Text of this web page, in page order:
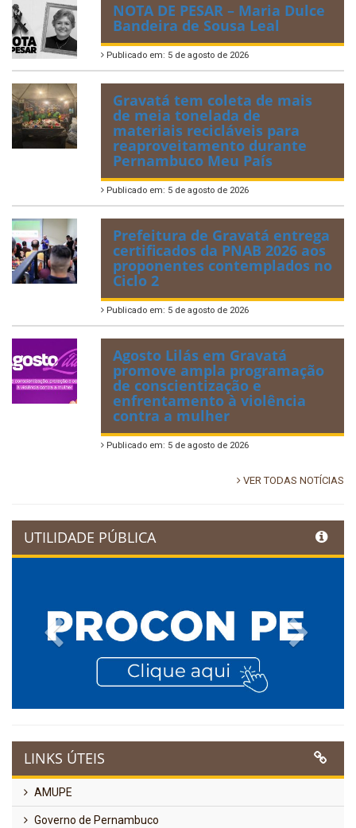
NOTA DE PESAR – Maria Dulce
Bandeira de Sousa Leal
Publicado em: 5 de agosto de 2026
Gravatá tem coleta de mais
de meia tonelada de
materiais recicláveis para
reaproveitamento durante
Pernambuco Meu País
Publicado em: 5 de agosto de 2026
Prefeitura de Gravatá entrega
certificados da PNAB 2026 aos
proponentes contemplados no
Ciclo 2
Publicado em: 5 de agosto de 2026
Agosto Lilás em Gravatá
promove ampla programação
de conscientização e
enfrentamento à violência
contra a mulher
Publicado em: 5 de agosto de 2026
VER TODAS NOTÍCIAS
UTILIDADE PÚBLICA
Previous
LINKS ÚTEIS
AMUPE
Governo de Pernambuco